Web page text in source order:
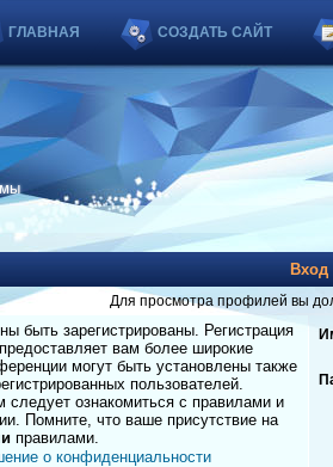
ГЛАВНАЯ СОЗДАТЬ САЙТ
Вход
Для просмотра профилей вы
быть зарегистрированы. Регистрация
вам более широкие
могут быть установлены также
пользователей.
следует ознакомиться с правилами и
Помните, что ваше присутствие на
правилами.
о конфиденциальности